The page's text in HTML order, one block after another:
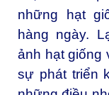
những hạt
hàng ngày.
ảnh hạt giống
sự phát triển